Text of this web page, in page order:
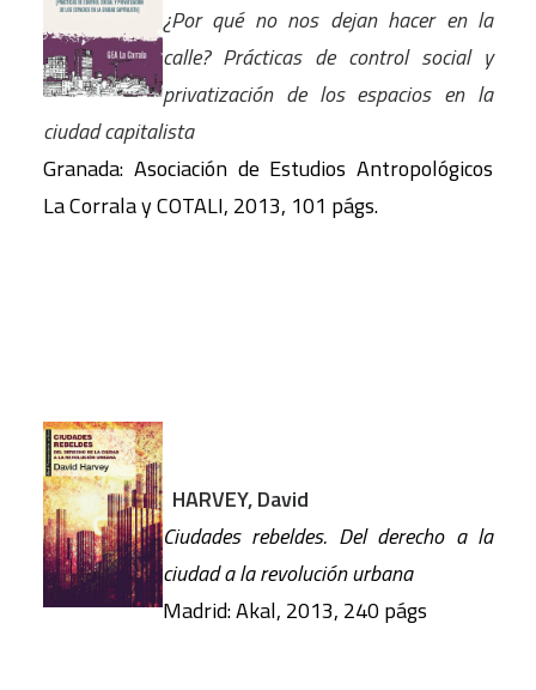
¿Por qué no nos dejan hacer en la
calle? Prácticas de control social y
privatización de los espacios en la
ciudad capitalista
Granada: Asociación de Estudios Antropológicos
La Corrala y COTALI, 2013, 101 págs.
HARVEY, David
Ciudades rebeldes. Del derecho a la
ciudad a la revolución urbana
Madrid: Akal, 2013, 240 págs